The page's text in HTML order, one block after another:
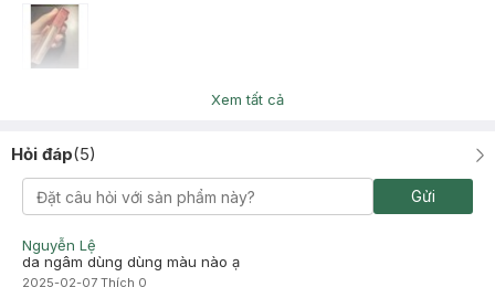
Đã mua hàng
mỏng, tệp vào da lắm (mình da tb), che khuyết điểm ok lắm luôn
Hasaki nhưng ko bằng CD kiểu bị bết bết á. Đúng kiểu ngon bổ
rẻ lun :)) mn nên thử nhé.
Xem tất cả
Hỏi đáp(5)
Gửi
Nguyễn Lệ
da ngâm dùng dùng màu nào ạ
2025-02-07 Thích 0